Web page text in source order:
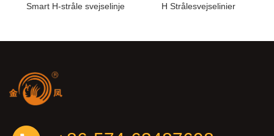
Smart H-stråle svejselinje H Strålesvejselinier